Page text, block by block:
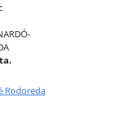
Rodoreda